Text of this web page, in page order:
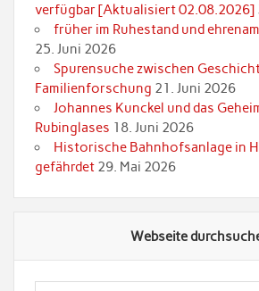
verfügbar [Aktualisiert 02.08.2026]
früher im Ruhestand und
25. Juni 2026
Spurensuche zwischen
Familienforschung 21. Juni 2026
Johannes Kunckel und das
Rubinglases 18. Juni 2026
Historische Bahnhofsanlage in
gefährdet 29. Mai 2026
Webseite